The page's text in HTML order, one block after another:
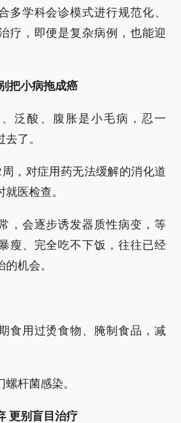
多学科会诊模式进行规范化、
疗，即便是复杂病例，也能迎
把小病拖成癌
泛酸、腹胀是小毛病，忍一
了。
，对症用药无法缓解的消化道
医检查。
，会逐步诱发器质性病变，等
瘦、完全吃不下饭，往往已经
机会。
食用过烫食物、腌制食品，减
杆菌感染。
更别盲目治疗